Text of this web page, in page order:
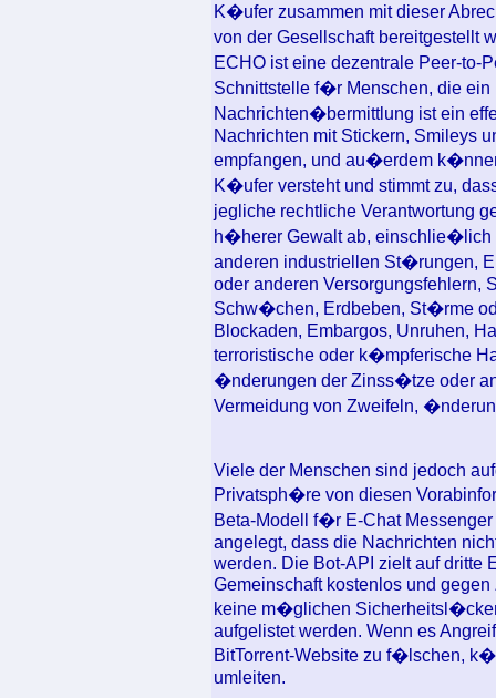
K�ufer zusammen mit dieser
von der Gesellschaft bereitgestellt
ECHO ist eine dezentrale Peer-
Schnittstelle f�r Menschen, die
Nachrichten�bermittlung ist ein
Nachrichten mit Stickern, Smileys
empfangen, und au�erdem
K�ufer versteht und stimmt zu,
jegliche rechtliche Verantwortung
h�herer Gewalt ab,
anderen industriellen St�rungen,
oder anderen Versorgungsfehlern,
Schw�chen, Erdbeben, St�rme
Blockaden, Embargos, Unruhen,
terroristische oder k�mpferische
�nderungen der Zinss�tze oder
Vermeidung von Zweifeln,
Viele der Menschen sind jedoch
Privatsph�re von diesen
Beta-Modell f�r E-Chat
angelegt, dass die Nachrichten
werden. Die Bot-API zielt auf dritte
Gemeinschaft kostenlos und
keine m�glichen
aufgelistet werden. Wenn es
BitTorrent-Website zu f�lschen,
umleiten.